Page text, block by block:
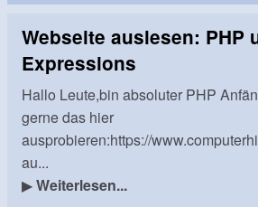
Webseite auslesen: PHP
Expressions
Hallo Leute,bin absoluter PHP
gerne das hier
ausprobieren:https://
au...
▶Weiterlesen...